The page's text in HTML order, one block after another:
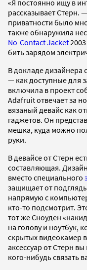
«Я постоянно ищу в
рассказывает Стерн.
приватности было
также обнаружила
No-Contact Jacket
бить зарядом
В докладе дизайнера
— как доступные для
включила в проект
Adafruit отвечает за
вязаный девайс как
гаджетов. Он
мешка, куда можно
руки.
В девайсе от Стерн
составляющая.
вместо специального
защищает от
напрямую с
кто-то подсмотрит.
тот же Сноуден
на голову и ноутбук,
скрытых видеокамер
аксессуар от Стерн
кого-нибудь связать